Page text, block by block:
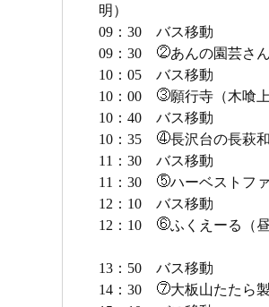
明）
09：30 バス移動
09：30
あんの園芸さ
10：05 バス移動
10：00
願行寺（木喰
10：40 バス移動
10：35
長沢台の長萩
11：30 バス移動
11：30
ハーベストフ
12：10 バス移動
12：10
ふくえーる（
13：50 バス移動
14：30
大板山たたら